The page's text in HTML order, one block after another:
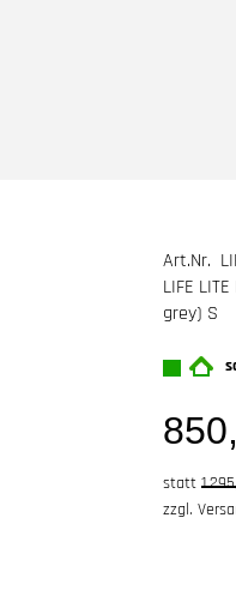
Art.Nr.
LIFE
grey) S
statt
zzgl.